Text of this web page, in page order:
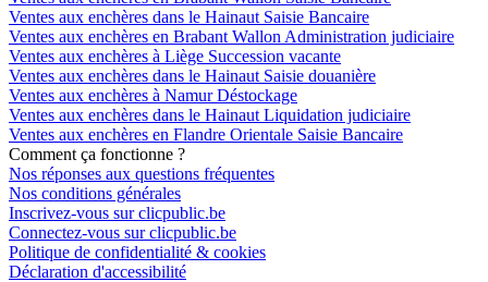
Ventes aux enchères dans le Hainaut Saisie Bancaire
Ventes aux enchères en Brabant Wallon Administration judiciaire
Ventes aux enchères à Liège Succession vacante
Ventes aux enchères dans le Hainaut Saisie douanière
Ventes aux enchères à Namur Déstockage
Ventes aux enchères dans le Hainaut Liquidation judiciaire
Ventes aux enchères en Flandre Orientale Saisie Bancaire
Comment ça fonctionne ?
Nos réponses aux questions fréquentes
Nos conditions générales
Inscrivez-vous sur clicpublic.be
Connectez-vous sur clicpublic.be
Politique de confidentialité & cookies
Déclaration d'accessibilité